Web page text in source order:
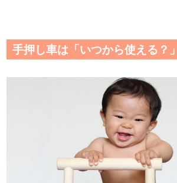
手押し車は「いつから使える？」